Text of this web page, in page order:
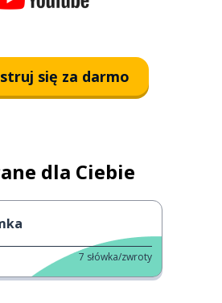
się za darmo
dla Ciebie
7 słówka/zwroty